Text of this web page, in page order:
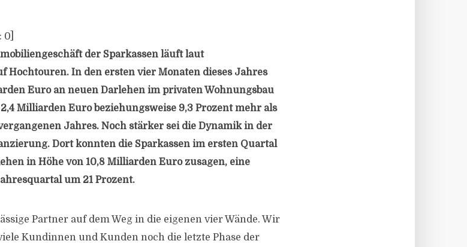
0
der Sparkassen läuft laut
Hochtouren. In den ersten vier Monaten dieses Jahres
Euro an neuen Darlehen im privaten Wohnungsbau
Milliarden Euro beziehungsweise 9,3 Prozent mehr als
Jahres. Noch stärker sei die Dynamik in der
Dort konnten die Sparkassen im ersten Quartal
in Höhe von 10,8 Milliarden Euro zusagen, eine
um 21 Prozent.
Partner auf dem Weg in die eigenen vier Wände. Wir
Kundinnen und Kunden noch die letzte Phase der